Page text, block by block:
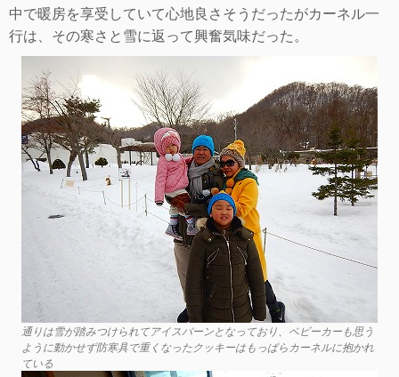
中で暖房を享受していて心地良さそうだったがカーネル一
行は、その寒さと雪に返って興奮気味だった。
通りは雪が踏みつけられてアイスバーンとなっており、ベビーカーも思う
ように動かせず防寒具で重くなったクッキーはもっぱらカーネルに抱かれ
ている